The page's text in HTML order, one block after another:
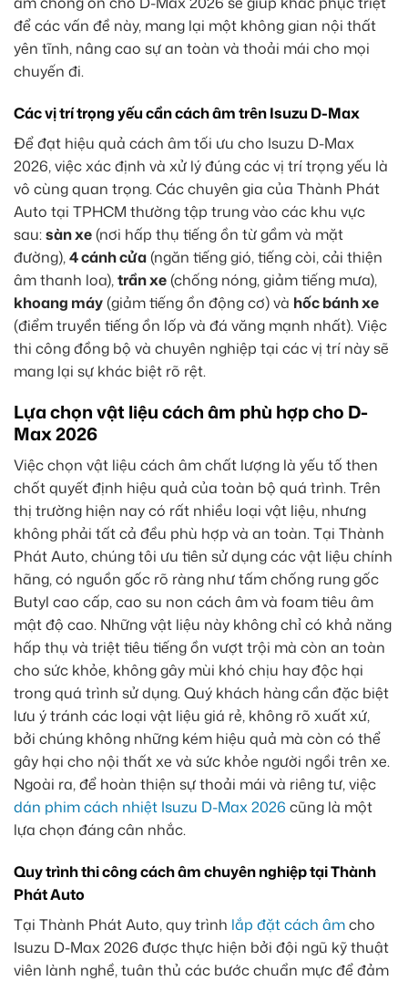
để các vấn đề này, mang lại một không gian nội thất
yên tĩnh, nâng cao sự an toàn và thoải mái cho mọi
chuyến đi.
Các vị trí trọng yếu cần cách âm trên Isuzu D-Max
Để đạt hiệu quả cách âm tối ưu cho Isuzu D-Max
2026, việc xác định và xử lý đúng các vị trí trọng yếu là
vô cùng quan trọng. Các chuyên gia của Thành Phát
Auto tại TPHCM thường tập trung vào các khu vực
sau:sàn xe(nơi hấp thụ tiếng ồn từ gầm và mặt
đường),4 cánh cửa(ngăn tiếng gió, tiếng còi, cải thiện
âm thanh loa),trần xe(chống nóng, giảm tiếng mưa),
khoang máy(giảm tiếng ồn động cơ) và hốc bánh xe
(điểm truyền tiếng ồn lốp và đá văng mạnh nhất). Việc
thi công đồng bộ và chuyên nghiệp tại các vị trí này sẽ
mang lại sự khác biệt rõ rệt.
Lựa chọn vật liệu cách âm phù hợp cho D-
Max 2026
Việc chọn vật liệu cách âm chất lượng là yếu tố then
chốt quyết định hiệu quả của toàn bộ quá trình. Trên
thị trường hiện nay có rất nhiều loại vật liệu, nhưng
không phải tất cả đều phù hợp và an toàn. Tại Thành
Phát Auto, chúng tôi ưu tiên sử dụng các vật liệu chính
hãng, có nguồn gốc rõ ràng như tấm chống rung gốc
Butyl cao cấp, cao su non cách âm và foam tiêu âm
mật độ cao. Những vật liệu này không chỉ có khả năng
hấp thụ và triệt tiêu tiếng ồn vượt trội mà còn an toàn
cho sức khỏe, không gây mùi khó chịu hay độc hại
trong quá trình sử dụng. Quý khách hàng cần đặc biệt
lưu ý tránh các loại vật liệu giá rẻ, không rõ xuất xứ,
bởi chúng không những kém hiệu quả mà còn có thể
gây hại cho nội thất xe và sức khỏe người ngồi trên xe.
Ngoài ra, để hoàn thiện sự thoải mái và riêng tư, việc
dán phim cách nhiệt Isuzu D-Max 2026 cũng là một
lựa chọn đáng cân nhắc.
Quy trình thi công cách âm chuyên nghiệp tại Thành
Phát Auto
Tại Thành Phát Auto, quy trình lắp đặt cách âmcho
Isuzu D-Max 2026 được thực hiện bởi đội ngũ kỹ thuật
viên lành nghề, tuân thủ các bước chuẩn mực để đảm